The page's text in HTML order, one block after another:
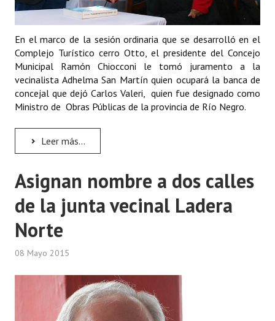
Bariloche, Municipio intercultural
Entrega de distinciones
REFORMA DE LA CARTA ORGÁNICA
En el marco de la sesión ordinaria que se desarrolló en el
Complejo Turístico cerro Otto, el presidente del Concejo
Municipal Ramón Chiocconi le tomó juramento a la
vecinalista Adhelma San Martín quien ocupará la banca de
concejal que dejó Carlos Valeri, quien fue designado como
Ministro de Obras Públicas de la provincia de Río Negro.
Leer más...
Asignan nombre a dos calles
de la junta vecinal Ladera
Norte
08 Mayo 2015